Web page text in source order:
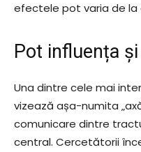
efectele pot varia de la
Pot influența
Una dintre cele mai
vizează așa-numita
comunicare dintre
central. Cercetătorii